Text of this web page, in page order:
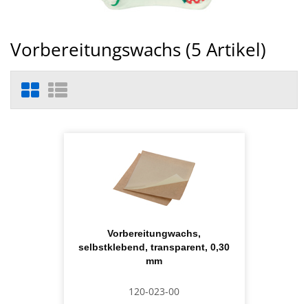
Vorbereitungswachs (5 Artikel)
Vorbereitungwachs,
selbstklebend, transparent, 0,30
mm
120-023-00